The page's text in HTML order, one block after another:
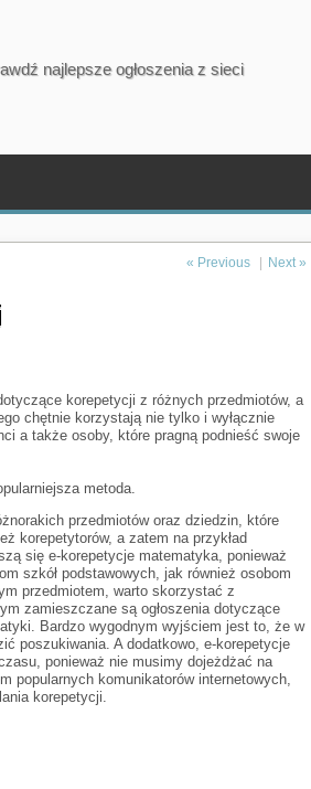
najlepsze ogłoszenia z sieci
« Previous Next »
korepetycji z różnych przedmiotów, a
chętnie korzystają nie tylko i wyłącznie
a także osoby, które pragną podnieść swoje
metoda.
przedmiotów oraz dziedzin, które
korepetytorów, a zatem na przykład
się e-korepetycje matematyka, ponieważ
szkół podstawowych, jak również osobom
przedmiotem, warto skorzystać z
zamieszczane są ogłoszenia dotyczące
Bardzo wygodnym wyjściem jest to, że w
poszukiwania. A dodatkowo, e-korepetycje
ponieważ nie musimy dojeżdżać na
popularnych komunikatorów internetowych,
korepetycji.